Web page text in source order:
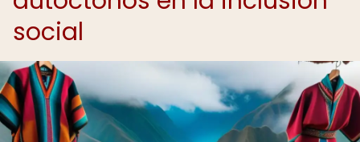
social